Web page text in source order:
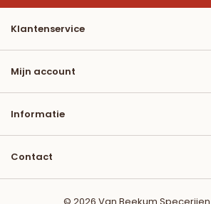
Klantenservice
Mijn account
Informatie
Contact